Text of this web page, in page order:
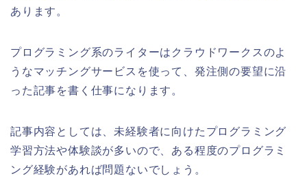
あります。
プログラミング系のライターはクラウドワークスのよ
うなマッチングサービスを使って、発注側の要望に沿
った記事を書く仕事になります。
記事内容としては、未経験者に向けたプログラミング
学習方法や体験談が多いので、ある程度のプログラミ
ング経験があれば問題ないでしょう。